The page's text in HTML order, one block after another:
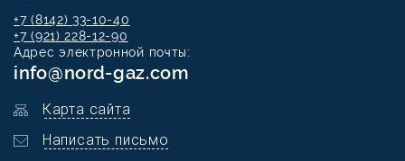
+7 (8142) 33-10-40
+7 (921) 228-12-90
Адрес электронной почты:
info@nord-gaz.com
Карта сайта
Написать письмо